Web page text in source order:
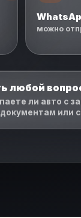
можно
любой
ли авто с
или